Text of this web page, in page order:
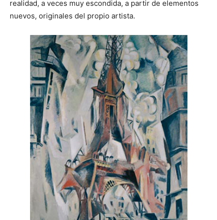
realidad, a veces muy escondida, a partir de elementos
nuevos, originales del propio artista.